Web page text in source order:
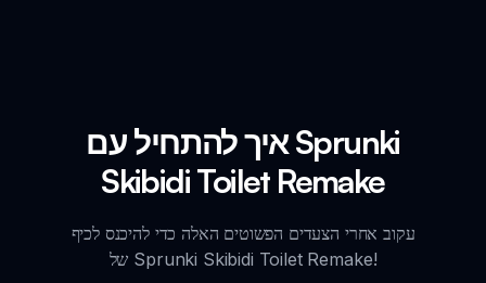
איך להתחיל עם Sprunki
Skibidi Toilet Remake
עקוב אחרי הצעדים הפשוטים האלה כדי להיכנס לכיף
של Sprunki Skibidi Toilet Remake!